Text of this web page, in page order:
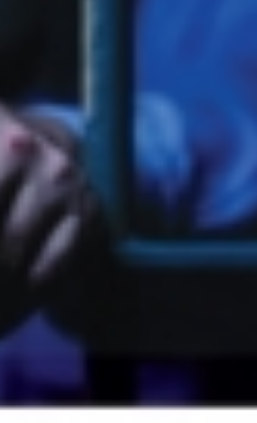
Brasil e define os campeões do
de vacinação em Rio Verde com